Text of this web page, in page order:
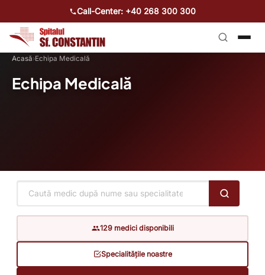
Call-Center: +40 268 300 300
Acasă›Echipa Medicală
Echipa Medicală
129medici disponibili
Specialitățile noastre